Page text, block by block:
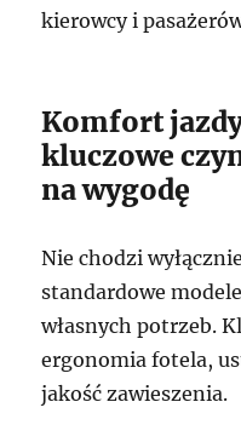
kierowcy i
Komfort
kluczowe
na wygodę
Nie chodzi
standardowe
własnych potrzeb.
ergonomia fotela,
jakość zawieszenia.